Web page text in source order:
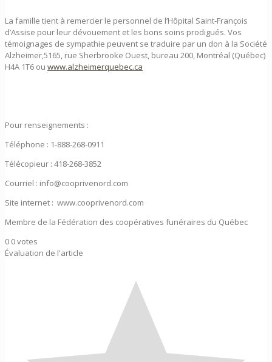
La famille tient à remercier le personnel de l’Hôpital Saint-François
d’Assise pour leur dévouement et les bons soins prodigués. Vos
témoignages de sympathie peuvent se traduire par un don à la Société
Alzheimer,5165, rue Sherbrooke Ouest, bureau 200, Montréal (Québec)
H4A 1T6 ou www.alzheimerquebec.ca
Pour renseignements :
Téléphone : 1-888-268-0911
Télécopieur : 418-268-3852
Courriel : info@cooprivenord.com
Site internet : www.cooprivenord.com
Membre de la Fédération des coopératives funéraires du Québec
0 0votes
Évaluation de l'article